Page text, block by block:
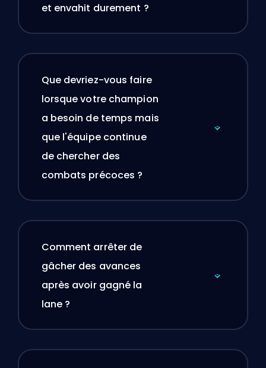
et envahit durement ?
Que devriez-vous faire
lorsque votre champion
a besoin de temps mais
que l'équipe continue
de chercher des
combats précoces ?
Comment arrêter de
gâcher des avances
après avoir gagné la
lane ?